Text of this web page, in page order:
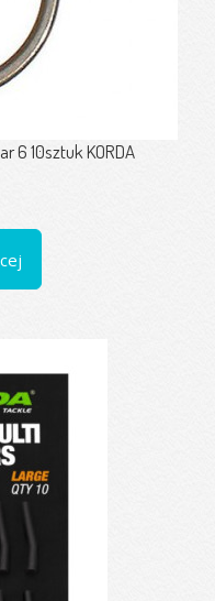
6 10sztuk KORDA